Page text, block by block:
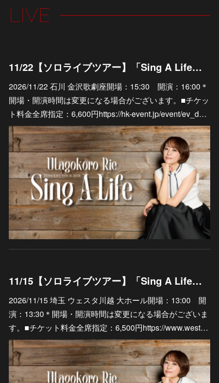
LIVE
11/22【ソロライブツアー】「Sing A Life」石川 金沢歌劇座
2026/11/22 石川 金沢歌劇座開場：15:30 開演：16:00＊
開場・開演時間は変更になる場合がございます。■チケッ
ト料金全席指定：6,600円https://hk-event.jp/event/ev_d…
11/15【ソロライブツアー】「Sing A Life」埼玉 ウェスタ川越 大ホール
2026/11/15 埼玉 ウェスタ川越 大ホール開場：13:00 開
演：13:30＊開場・開演時間は変更になる場合がございま
す。■チケット料金全席指定：6,500円https://www.west…